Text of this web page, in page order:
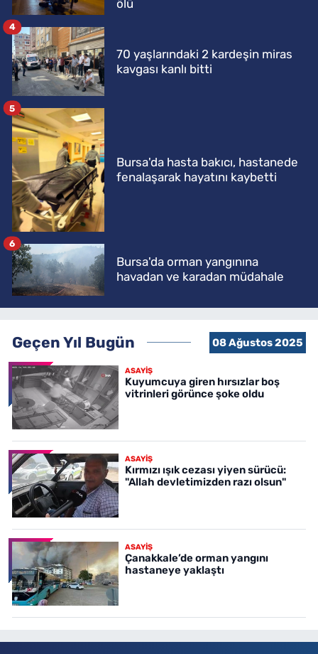
ölü
70 yaşlarındaki 2 kardeşin miras
kavgası kanlı bitti
4
Bursa'da hasta bakıcı, hastanede
fenalaşarak hayatını kaybetti
5
Bursa'da orman yangınına
havadan ve karadan müdahale
6
Geçen Yıl Bugün 08 Ağustos 2025
ASAYİŞ
Kuyumcuya giren hırsızlar boş
vitrinleri görünce şoke oldu
ASAYİŞ
Kırmızı ışık cezası yiyen sürücü:
"Allah devletimizden razı olsun"
ASAYİŞ
Çanakkale’de orman yangını
hastaneye yaklaştı